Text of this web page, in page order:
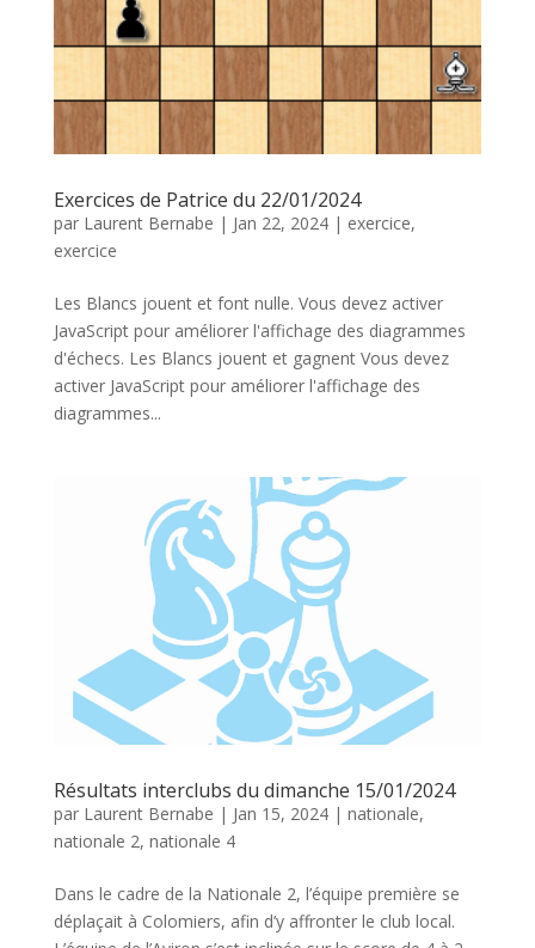
Exercices de Patrice du 22/01/2024
par Laurent Bernabe | Jan 22, 2024| exercice,
exercice
Les Blancs jouent et font nulle. Vous devez activer
JavaScript pour améliorer l'affichage des diagrammes
d'échecs. Les Blancs jouent et gagnent Vous devez
activer JavaScript pour améliorer l'affichage des
diagrammes...
Résultats interclubs du dimanche 15/01/2024
par Laurent Bernabe | Jan 15, 2024| nationale,
nationale 2, nationale 4
Dans le cadre de la Nationale 2, l’équipe première se
déplaçait à Colomiers, afin d’y affronter le club local.